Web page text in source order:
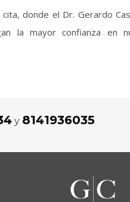
donde el Dr. Gerardo
la mayor confianza en
y 8141936035